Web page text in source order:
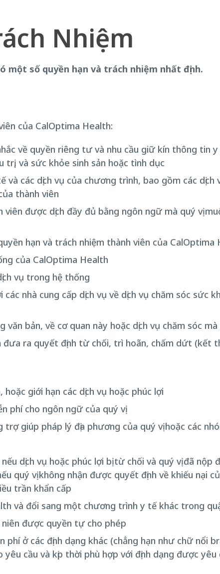
Nhiệm
một số quyền hạn và trách nhiệm nhất định.
của CalOptima Health:
về quyền riêng tư và nhu cầu giữ kín thông tin
và sức khỏe sinh sản hoặc tình dục
các dịch vụ của chương trình, bao gồm các dịch
thành viên
được dịch đầy đủ bằng ngôn ngữ mà quý vị
hạn và trách nhiệm thành viên của CalOptima
của CalOptima Health
vụ trong hệ thống
nhà cung cấp dịch vụ về dịch vụ chăm sóc sức
bản, về cơ quan này hoặc dịch vụ chăm sóc
ra quyết định từ chối, trì hoãn, chấm dứt (kết
giới hạn các dịch vụ hoặc phúc lợi
phí cho ngôn ngữ của quý vị
giúp pháp lý địa phương của quý vị hoặc các
dịch vụ hoặc phúc lợi bị từ chối và quý vị đã nộp
quý vị không nhận được quyết định về khiếu nại
trần khẩn cấp
và đổi sang một chương trình y tế khác trong
được quyền tự cho phép
ở các định dạng khác (chẳng hạn như chữ nổi
cầu và kịp thời phù hợp với định dạng được yêu